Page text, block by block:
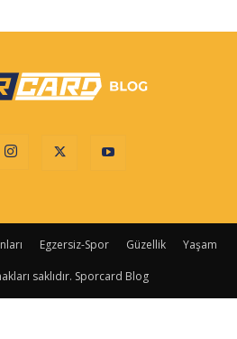
Egzersiz-Spor Güzellik Yaşam
saklıdır. Sporcard Blog